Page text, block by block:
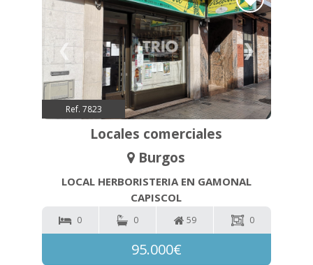
❮ ❯
Ref. 7823
Locales comerciales
Burgos
LOCAL HERBORISTERIA EN GAMONAL
CAPISCOL
0 0 59 0
95.000€